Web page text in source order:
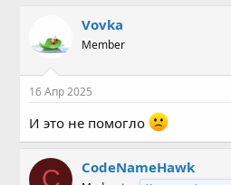
Vovka
Member
16 Апр 2025
И это не помогло
C CodeNameHawk